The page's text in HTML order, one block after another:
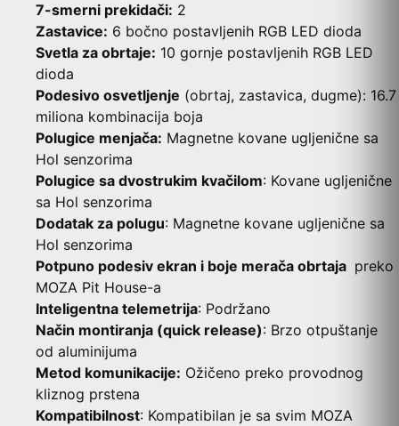
7-smerni prekidači: 2
Zastavice: 6 bočno postavljenih RGB LED dioda
Svetla za obrtaje: 10 gornje postavljenih RGB LED
dioda
Podesivo osvetljenje (obrtaj, zastavica, dugme): 16.7
miliona kombinacija boja
Polugice menjača: Magnetne kovane ugljenične sa
Hol senzorima
Polugice sa dvostrukim kvačilom: Kovane ugljenične
sa Hol senzorima
Dodatak za polugu: Magnetne kovane ugljenične sa
Hol senzorima
Potpuno podesiv ekran i boje merača obrtaja preko
MOZA Pit House-a
Inteligentna telemetrija: Podržano
Način montiranja (quick release): Brzo otpuštanje
od aluminijuma
Metod komunikacije: Ožičeno preko provodnog
kliznog prstena
Kompatibilnost: Kompatibilan je sa svim MOZA